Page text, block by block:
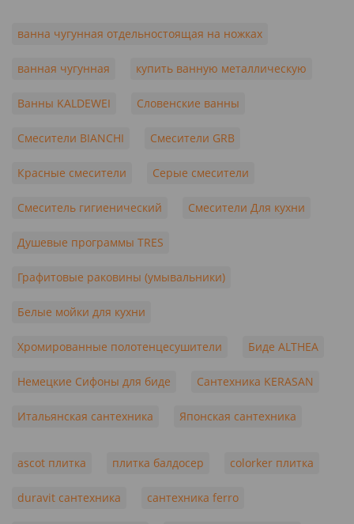
ванна чугунная отдельностоящая на ножках
ванная чугунная купить ванную металлическую
Ванны KALDEWEI Словенские ванны
Смесители BIANCHI Смесители GRB
Красные смесители Серые смесители
Смеситель гигиенический Смесители Для кухни
Душевые программы TRES
Графитовые раковины (умывальники)
Белые мойки для кухни
Хромированные полотенцесушители Биде ALTHEA
Немецкие Сифоны для биде Сантехника KERASAN
Итальянская сантехника Японская сантехника
ascot плитка плитка балдосер colorker плитка
duravit сантехника сантехника ferro